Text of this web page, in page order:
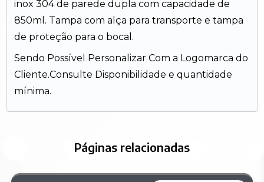
inox 304 de parede dupla com capacidade de
850ml. Tampa com alça para transporte e tampa
de proteção para o bocal.
Sendo Possível Personalizar Com a Logomarca do
Cliente.Consulte Disponibilidade e quantidade
mínima.
Páginas relacionadas